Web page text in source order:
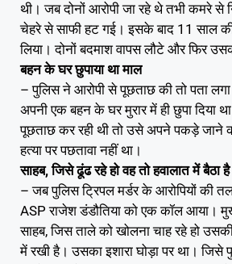
थी। जब दोनों आरोपी जा रहे थे तभी कमरे
चेहरे से साफी हट गई। इसके बाद 11 साल
लिया। दोनों बदमाश वापस लौटे और फिर
बहन के घर छुपाया था माल
– पुलिस ने आरोपी से पूछताछ की तो पता
अपनी एक बहन के घर मुरार में ही छुपा दिया
पूछताछ कर रही थी तो उसे अपने पकड़े जाने
हत्या पर पछतावा नहीं था।
साहब, जिसे ढूंढ रहे हो वह तो हवालात में बैठा है
– जब पुलिस ट्रिपल मर्डर के आरोपियों की
ASP राजेश डंडौतिया को एक कॉल आया।
साहब, जिस ताले को खोलना चाह रहे हो
में रखी है। उसका इशारा घोड़ा पर था।